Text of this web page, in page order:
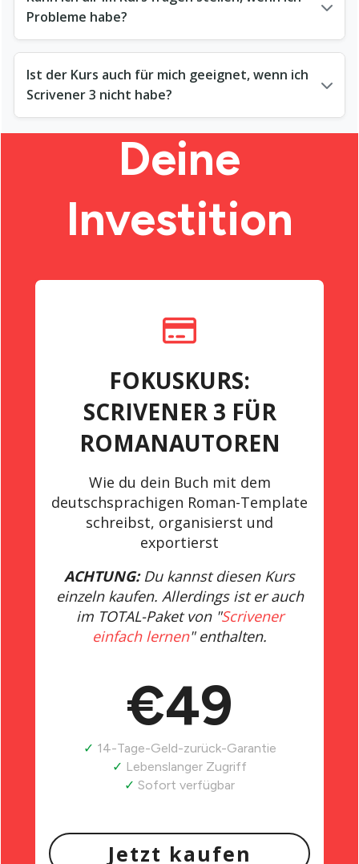
Probleme habe?
Ist der Kurs auch für mich geeignet, wenn ich
Scrivener 3 nicht habe?
Deine
Investition
FOKUSKURS:
SCRIVENER 3 FÜR
ROMANAUTOREN
Wie du dein Buch mit dem
deutschsprachigen Roman-Template
schreibst, organisierst und
exportierst
ACHTUNG:Du kannst diesen Kurs
einzeln kaufen. Allerdings ist er auch
im TOTAL-Paket von "Scrivener
einfach lernen" enthalten.
€49
✓ 14-Tage-Geld-zurück-Garantie
✓ Lebenslanger Zugriff
✓ Sofort verfügbar
Jetzt kaufen